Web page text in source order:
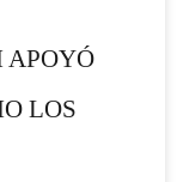
APOYÓ
LOS